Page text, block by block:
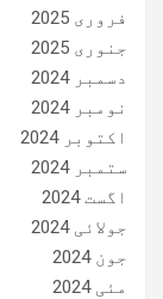
فروری 2025
جنوری 2025
دسمبر 2024
نومبر 2024
اکتوبر 2024
ستمبر 2024
اگست 2024
جولائی 2024
جون 2024
مئی 2024